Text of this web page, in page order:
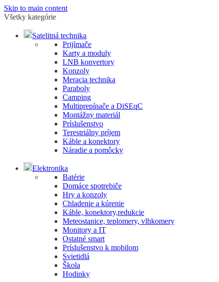
Skip to main content
Všetky kategórie
Satelitná technika
Prijímače
Karty a moduly
LNB konvertory
Konzoly
Meracia technika
Paraboly
Camping
Multiprepínače a DiSEqC
Montážny materiál
Príslušenstvo
Terestriálny príjem
Káble a konektory
Náradie a pomôcky
Elektronika
Batérie
Domáce spotrebiče
Hry a konzoly
Chladenie a kúrenie
Káble, konektory,redukcie
Meteostanice, teplomery, vlhkomery
Monitory a IT
Ostatné smart
Príslušenstvo k mobilom
Svietidlá
Škola
Hodinky